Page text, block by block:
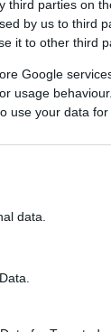
parties on
by us to third
it to other third
Google
usage
use your data
data.
és ázsiai szereplői